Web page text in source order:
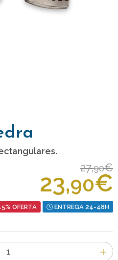
27,90€
23,90€
OFERTA ENTREGA 24-48H